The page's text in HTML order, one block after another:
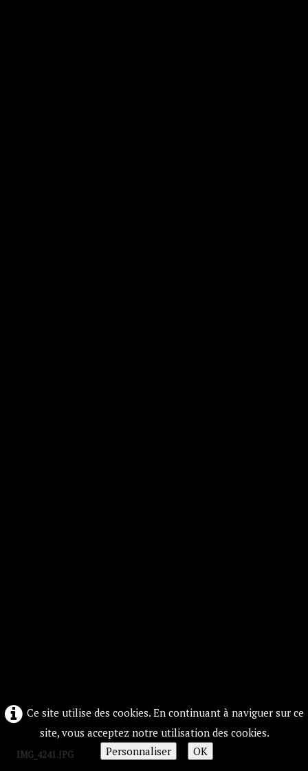
IMG_4241.JPG
Ce site utilise des cookies. En continuant à naviguer sur ce
site, vous acceptez notre utilisation des cookies.
Personnaliser
OK